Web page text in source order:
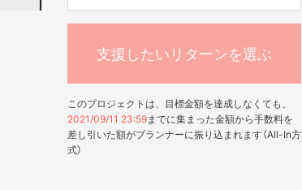
支援したいリターンを選ぶ
このプロジェクトは、目標金額を達成しなくても、
2021/09/11 23:59までに集まった金額から手数料を
差し引いた額がプランナーに振り込まれます（All-In方
式）